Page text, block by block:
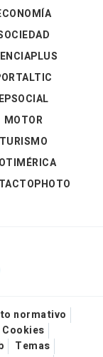
EPSOCIAL
MOTOR
TURISMO
normativo
Temas